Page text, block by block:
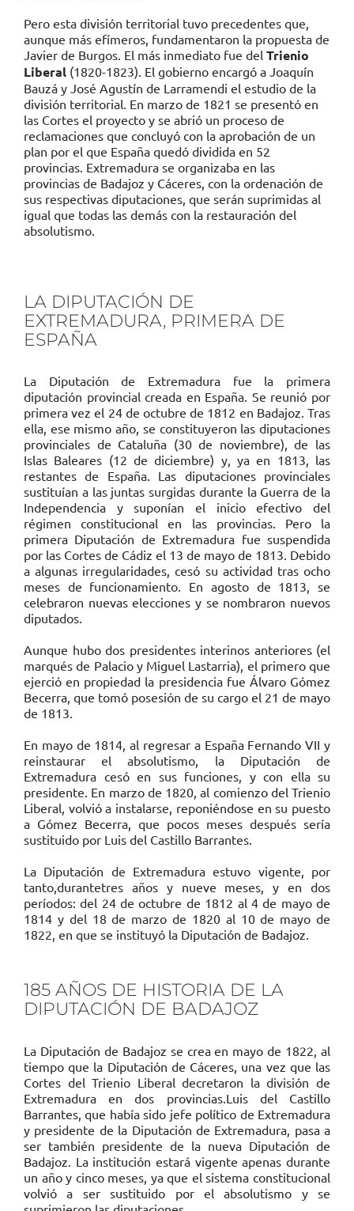
Pero esta división territorial tuvo precedentes que,
aunque más efímeros, fundamentaron la propuesta de
Javier de Burgos. El más inmediato fue del Trienio
Liberal (1820-1823). El gobierno encargó a Joaquín
Bauzá y José Agustín de Larramendi el estudio de la
división territorial. En marzo de 1821 se presentó en
las Cortes el proyecto y se abrió un proceso de
reclamaciones que concluyó con la aprobación de un
plan por el que España quedó dividida en 52
provincias. Extremadura se organizaba en las
provincias de Badajoz y Cáceres, con la ordenación de
sus respectivas diputaciones, que serán suprimidas al
igual que todas las demás con la restauración del
absolutismo.
LA DIPUTACIÓN DE
EXTREMADURA, PRIMERA DE
ESPAÑA
La Diputación de Extremadura fue la primera
diputación provincial creada en España. Se reunió por
primera vez el 24 de octubre de 1812 en Badajoz. Tras
ella, ese mismo año, se constituyeron las diputaciones
provinciales de Cataluña (30 de noviembre), de las
Islas Baleares (12 de diciembre) y, ya en 1813, las
restantes de España. Las diputaciones provinciales
sustituían a las juntas surgidas durante la Guerra de la
Independencia y suponían el inicio efectivo del
régimen constitucional en las provincias. Pero la
primera Diputación de Extremadura fue suspendida
por las Cortes de Cádiz el 13 de mayo de 1813. Debido
a algunas irregularidades, cesó su actividad tras ocho
meses de funcionamiento. En agosto de 1813, se
celebraron nuevas elecciones y se nombraron nuevos
diputados.
Aunque hubo dos presidentes interinos anteriores (el
marqués de Palacio y Miguel Lastarria), el primero que
ejerció en propiedad la presidencia fue Álvaro Gómez
Becerra, que tomó posesión de su cargo el 21 de mayo
de 1813.
En mayo de 1814, al regresar a España Fernando VII y
reinstaurar el absolutismo, la Diputación de
Extremadura cesó en sus funciones, y con ella su
presidente. En marzo de 1820, al comienzo del Trienio
Liberal, volvió a instalarse, reponiéndose en su puesto
a Gómez Becerra, que pocos meses después sería
sustituido por Luis del Castillo Barrantes.
La Diputación de Extremadura estuvo vigente, por
tanto,durantetres años y nueve meses, y en dos
períodos: del 24 de octubre de 1812 al 4 de mayo de
1814 y del 18 de marzo de 1820 al 10 de mayo de
1822, en que se instituyó la Diputación de Badajoz.
185 AÑOS DE HISTORIA DE LA
DIPUTACIÓN DE BADAJOZ
La Diputación de Badajoz se crea en mayo de 1822, al
tiempo que la Diputación de Cáceres, una vez que las
Cortes del Trienio Liberal decretaron la división de
Extremadura en dos provincias.Luis del Castillo
Barrantes, que había sido jefe político de Extremadura
y presidente de la Diputación de Extremadura, pasa a
ser también presidente de la nueva Diputación de
Badajoz. La institución estará vigente apenas durante
un año y cinco meses, ya que el sistema constitucional
volvió a ser sustituido por el absolutismo y se